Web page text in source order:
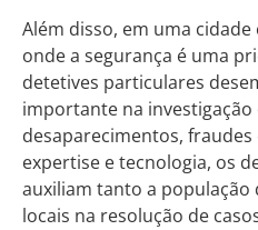
Além disso, em uma cidade
onde a segurança é uma
detetives particulares
importante na investigação
desaparecimentos,
expertise e tecnologia, os
auxiliam tanto a
locais na resolução de